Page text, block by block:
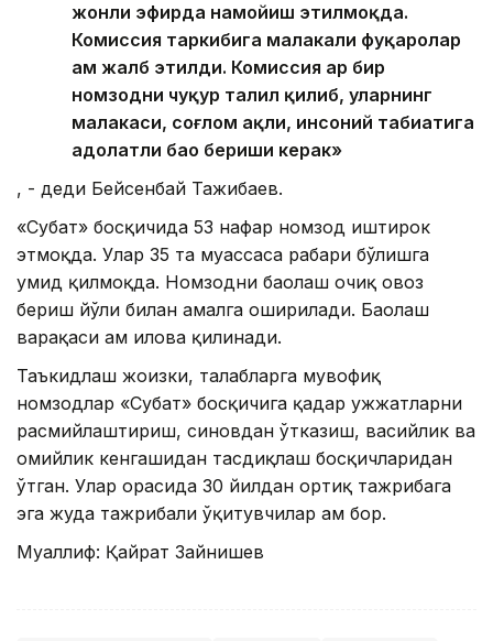
жонли эфирда намойиш этилмоқда.
Комиссия таркибига малакали фуқаролар
ҳам жалб этилди. Комиссия ҳар бир
номзодни чуқур таҳлил қилиб, уларнинг
малакаси, соғлом ақли, инсоний табиатига
адолатли баҳо бериши керак»
, - деди Бейсенбай Тажибаев.
«Суҳбат» босқичида 53 нафар номзод иштирок
этмоқда. Улар 35 та муассаса раҳбари бўлишга
умид қилмоқда. Номзодни баҳолаш очиқ овоз
бериш йўли билан амалга оширилади. Баҳолаш
варақаси ҳам илова қилинади.
Таъкидлаш жоизки, талабларга мувофиқ
номзодлар «Суҳбат» босқичига қадар ҳужжатларни
расмийлаштириш, синовдан ўтказиш, васийлик ва
ҳомийлик кенгашидан тасдиқлаш босқичларидан
ўтган. Улар орасида 30 йилдан ортиқ тажрибага
эга жуда тажрибали ўқитувчилар ҳам бор.
Муаллиф: Қайрат Зайнишев